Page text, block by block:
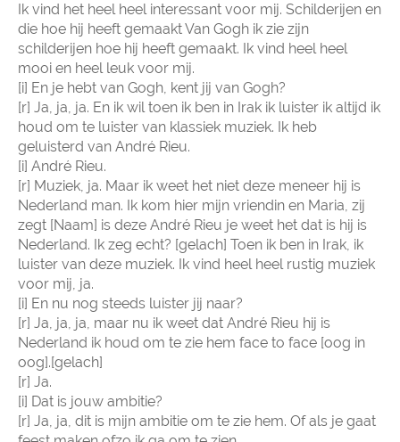
Ik vind het heel heel interessant voor mij. Schilderijen en
die hoe hij heeft gemaakt Van Gogh ik zie zijn
schilderijen hoe hij heeft gemaakt. Ik vind heel heel
mooi en heel leuk voor mij.
[i] En je hebt van Gogh, kent jij van Gogh?
[r] Ja, ja, ja. En ik wil toen ik ben in Irak ik luister ik altijd ik
houd om te luister van klassiek muziek. Ik heb
geluisterd van André Rieu.
[i] André Rieu.
[r] Muziek, ja. Maar ik weet het niet deze meneer hij is
Nederland man. Ik kom hier mijn vriendin en Maria, zij
zegt [Naam] is deze André Rieu je weet het dat is hij is
Nederland. Ik zeg echt? [gelach] Toen ik ben in Irak, ik
luister van deze muziek. Ik vind heel heel rustig muziek
voor mij, ja.
[i] En nu nog steeds luister jij naar?
[r] Ja, ja, ja, maar nu ik weet dat André Rieu hij is
Nederland ik houd om te zie hem face to face [oog in
oog].[gelach]
[r] Ja.
[i] Dat is jouw ambitie?
[r] Ja, ja, dit is mijn ambitie om te zie hem. Of als je gaat